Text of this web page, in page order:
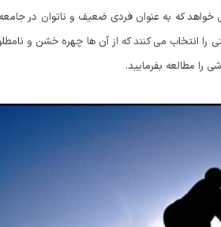
که به عنوان فردی ضعیف و ناتوان در جامعه
انتخاب می کنند که از آن ها چهره خشن و
مطالعه بفرمایید.